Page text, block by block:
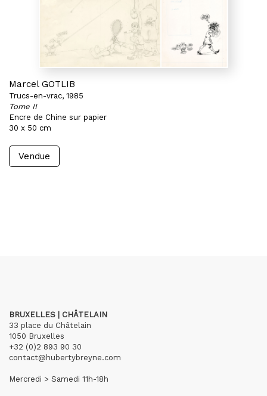
Marcel GOTLIB
Trucs-en-vrac, 1985
Tome II
Encre de Chine sur papier
30 x 50 cm
Vendue
BRUXELLES | CHÂTELAIN
33 place du Châtelain
1050 Bruxelles
+32 (0)2 893 90 30
contact@hubertybreyne.com
Mercredi > Samedi 11h-18h